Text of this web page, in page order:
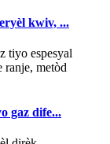
kwiv, ...
gaz dife...